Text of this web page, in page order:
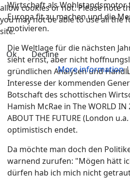
Wirtschaft als Wohlstandsmotor
Europa fit zu machen und die
motivieren.
Die Weltlage für die nächsten
sieht ernst, aber nicht
gründlichen Analysen und
Interesse der kommenden
Botschaft des schottischen
Hamish McRae in The WORLD IN
ABOUT THE FUTURE (London
optimistisch endet.
Da möchte man doch den
warnend zurufen: "Mögen hätt
dürfen hab ich mich nicht
allow cookies or not. Please note
you may not be able to use all the
site.
Ok
Decline
More information